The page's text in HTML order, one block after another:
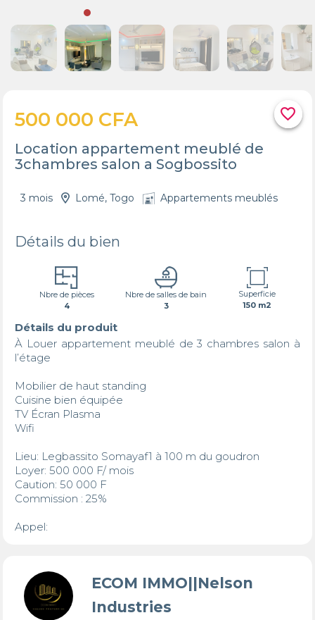
favorite_border
500 000 CFA
Location appartement meublé de
3chambres salon a Sogbossito
3 mois Lomé, Togo Appartements meublés
Détails du bien
Nbre de pièces
4
Nbre de salles de bain
3
Superficie
150 m2
Détails du produit
À Louer appartement meublé de 3 chambres salon à
l’étage
Mobilier de haut standing
Cuisine bien équipée
TV Écran Plasma
Wifi
Lieu: Legbassito Somayaf1 à 100 m du goudron
Loyer: 500 000 F/ mois
Caution: 50 000 F
Commission : 25%
Appel:
ECOM IMMO||Nelson
Industries